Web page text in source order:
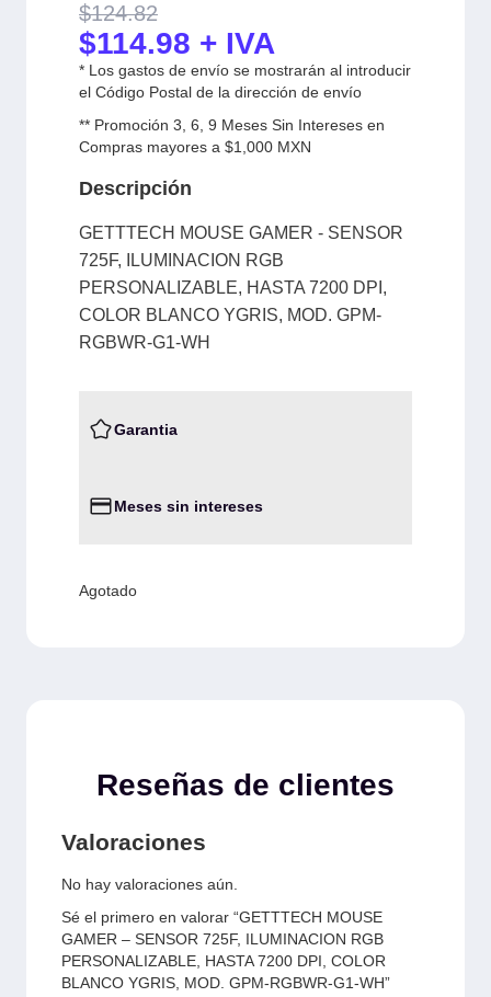
$124.82
$114.98 + IVA
* Los gastos de envío se mostrarán al introducir
el Código Postal de la dirección de envío
** Promoción 3, 6, 9 Meses Sin Intereses en
Compras mayores a $1,000 MXN
Descripción
GETTTECH MOUSE GAMER - SENSOR
725F, ILUMINACION RGB
PERSONALIZABLE, HASTA 7200 DPI,
COLOR BLANCO YGRIS, MOD. GPM-
RGBWR-G1-WH
Garantia
Meses sin intereses
Agotado
Reseñas de clientes
Valoraciones
No hay valoraciones aún.
Sé el primero en valorar “GETTTECH MOUSE
GAMER – SENSOR 725F, ILUMINACION RGB
PERSONALIZABLE, HASTA 7200 DPI, COLOR
BLANCO YGRIS, MOD. GPM-RGBWR-G1-WH”